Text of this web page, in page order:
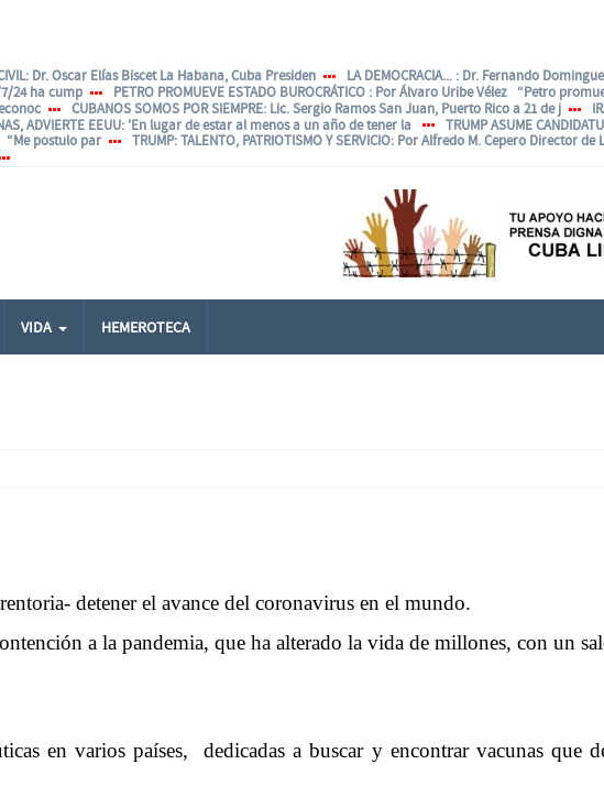
: Dr. Oscar Elías Biscet La Habana, Cuba Presiden LA DEMOCRACIA... : Dr. Fernando
24 ha cump PETRO PROMUEVE ESTADO BUROCRÁTICO : Por Álvaro Uribe Vélez “Petro
CUBANOS SOMOS POR SIEMPRE: Lic. Sergio Ramos San Juan, Puerto Rico a 21 de j
ADVIERTE EEUU: 'En lugar de estar al menos a un año de tener la
TRUMP ASUME
“Me postulo par TRUMP: TALENTO, PATRIOTISMO Y SERVICIO: Por Alfredo M. Cepero Director de
VIDA HEMEROTECA
detener el avance del coronavirus en el mundo.
a la pandemia, que ha alterado la vida de millones, con un
en varios países, dedicadas a buscar y encontrar vacunas que